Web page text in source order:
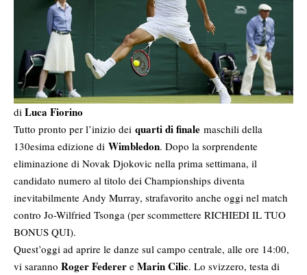
di Luca Fiorino
Tutto pronto per l’inizio dei quarti di finale maschili della
130esima edizione di Wimbledon. Dopo la sorprendente
eliminazione di Novak Djokovic nella prima settimana, il
candidato numero al titolo dei Championships diventa
inevitabilmente Andy Murray, strafavorito anche oggi nel match
contro Jo-Wilfried Tsonga (per scommettere RICHIEDI IL TUO
BONUS QUI).
Quest’oggi ad aprire le danze sul campo centrale, alle ore 14:00,
vi saranno Roger Federer e Marin Cilic. Lo svizzero, testa di